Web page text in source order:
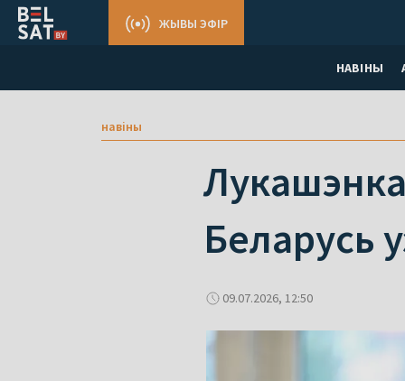
НАВІНЫ
ЖЫВЫ ЭФІР
навіны
Лукашэнка
Беларусь
09.07.2026, 12:50